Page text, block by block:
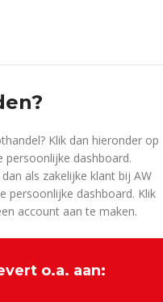
Klik dan hieronder op
dashboard.
als zakelijke klant bij AW
persoonlijke dashboard. Klik
account aan te maken.
o.a. aan: